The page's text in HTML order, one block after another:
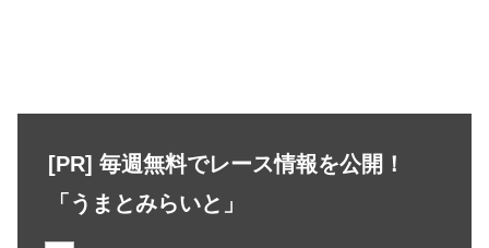
[PR] 毎週無料でレース情報を公開！
「うまとみらいと」